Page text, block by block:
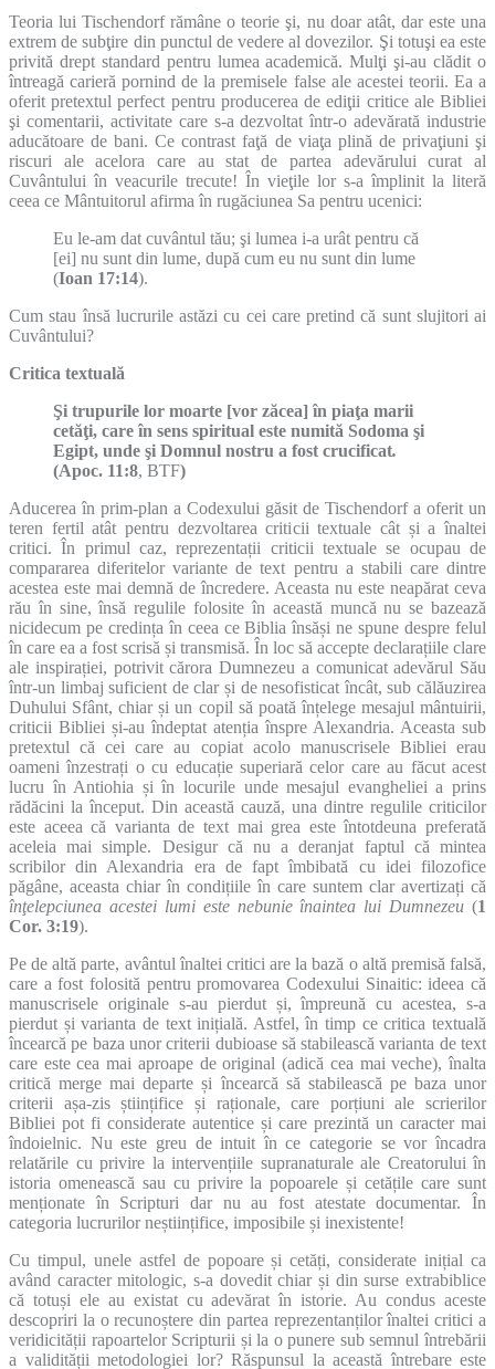
Teoria lui Tischendorf rămâne o teorie şi, nu doar atât, dar este una
extrem de subţire din punctul de vedere al dovezilor. Şi totuşi ea este
privită drept standard pentru lumea academică. Mulţi şi-au clădit o
întreagă carieră pornind de la premisele false ale acestei teorii. Ea a
oferit pretextul perfect pentru producerea de ediţii critice ale Bibliei
şi comentarii, activitate care s-a dezvoltat într-o adevărată industrie
aducătoare de bani. Ce contrast faţă de viaţa plină de privaţiuni şi
riscuri ale acelora care au stat de partea adevărului curat al
Cuvântului în veacurile trecute! În vieţile lor s-a împlinit la literă
ceea ce Mântuitorul afirma în rugăciunea Sa pentru ucenici:
Eu le-am dat cuvântul tău; şi lumea i-a urât pentru că
[ei] nu sunt din lume, după cum eu nu sunt din lume
(Ioan 17:14).
Cum stau însă lucrurile astăzi cu cei care pretind că sunt slujitori ai
Cuvântului?
Critica textuală
Şi trupurile lor moarte [vor zăcea] în piaţa marii
cetăţi, care în sens spiritual este numită Sodoma şi
Egipt, unde şi Domnul nostru a fost crucificat.
(Apoc. 11:8, BTF)
Aducerea în prim-plan a Codexului găsit de Tischendorf a oferit un
teren fertil atât pentru dezvoltarea criticii textuale cât și a înaltei
critici. În primul caz, reprezentații criticii textuale se ocupau de
compararea diferitelor variante de text pentru a stabili care dintre
acestea este mai demnă de încredere. Aceasta nu este neapărat ceva
rău în sine, însă regulile folosite în această muncă nu se bazează
nicidecum pe credința în ceea ce Biblia însăși ne spune despre felul
în care ea a fost scrisă și transmisă. În loc să accepte declarațiile clare
ale inspirației, potrivit cărora Dumnezeu a comunicat adevărul Său
într-un limbaj suficient de clar și de nesofisticat încât, sub călăuzirea
Duhului Sfânt, chiar și un copil să poată înțelege mesajul mântuirii,
criticii Bibliei și-au îndeptat atenția înspre Alexandria. Aceasta sub
pretextul că cei care au copiat acolo manuscrisele Bibliei erau
oameni înzestrați o cu educație superiară celor care au făcut acest
lucru în Antiohia și în locurile unde mesajul evangheliei a prins
rădăcini la început. Din această cauză, una dintre regulile criticilor
este aceea că varianta de text mai grea este întotdeuna preferată
aceleia mai simple. Desigur că nu a deranjat faptul că mintea
scribilor din Alexandria era de fapt îmbibată cu idei filozofice
păgâne, aceasta chiar în condițiile în care suntem clar avertizați că
înţelepciunea acestei lumi este nebunie înaintea lui Dumnezeu (1
Cor. 3:19).
Pe de altă parte, avântul înaltei critici are la bază o altă premisă falsă,
care a fost folosită pentru promovarea Codexului Sinaitic: ideea că
manuscrisele originale s-au pierdut și, împreună cu acestea, s-a
pierdut și varianta de text inițială. Astfel, în timp ce critica textuală
încearcă pe baza unor criterii dubioase să stabilească varianta de text
care este cea mai aproape de original (adică cea mai veche), înalta
critică merge mai departe și încearcă să stabilească pe baza unor
criterii așa-zis științifice și raționale, care porțiuni ale scrierilor
Bibliei pot fi considerate autentice și care prezintă un caracter mai
îndoielnic. Nu este greu de intuit în ce categorie se vor încadra
relatările cu privire la intervențiile supranaturale ale Creatorului în
istoria omenească sau cu privire la popoarele și cetățile care sunt
menționate în Scripturi dar nu au fost atestate documentar. În
categoria lucrurilor neștiințifice, imposibile și inexistente!
Cu timpul, unele astfel de popoare și cetăți, considerate inițial ca
având caracter mitologic, s-a dovedit chiar și din surse extrabiblice
că totuși ele au existat cu adevărat în istorie. Au condus aceste
descopriri la o recunoștere din partea reprezentanților înaltei critici a
veridicității rapoartelor Scripturii și la o punere sub semnul întrebării
a validității metodologiei lor? Răspunsul la această întrebare este